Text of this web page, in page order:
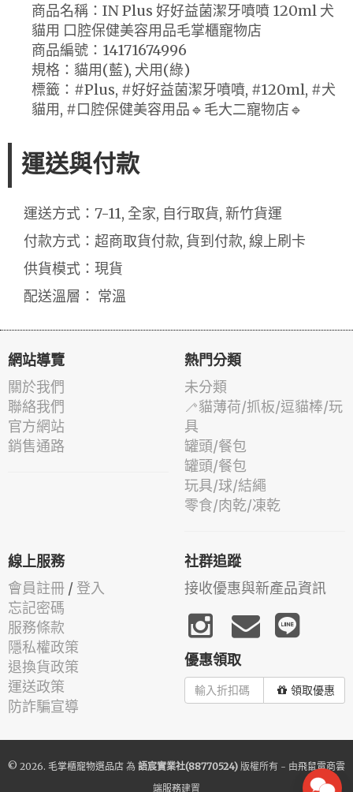
商品名稱：IN Plus 好好益菌潔牙噴噴 120ml 犬
貓用 口腔保健美容用品毛掌櫃寵物店
商品編號：14171674996
規格：貓用(藍), 犬用(綠)
標籤：#Plus, #好好益菌潔牙噴噴, #120ml, #犬
貓用, #口腔保健美容用品🔹毛大二寵物店🔹
運送與付款
運送方式：7-11, 全家, 自行取貨, 新竹貨運
付款方式：超商取貨付款, 貨到付款, 線上刷卡
供貨模式：現貨
配送溫層： 常溫
網站導覽
關於我們
聯絡我們
官方網站
銷售通路
熱門分類
未分類
🦯貓薄荷/抓板/逗貓棒/玩
具
罐頭/餐包
罐頭/餐包
玩具/球/結繩
零食/肉乾/凍乾
線上服務
會員註冊 / 登入
忘記密碼
服務條款
隱私權政策
退換貨政策
運送政策
防詐騙宣導
社群追蹤
接收優惠與新產品資訊
優惠領取
領取優惠
© 2026. 毛掌櫃寵物選品店 為 語宸實業社(88770524) 版權所有 - 由飛鼠電商雲
端服務建置